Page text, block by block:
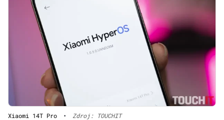
Xiaomi 14T Pro • Zdroj: TOUCHIT